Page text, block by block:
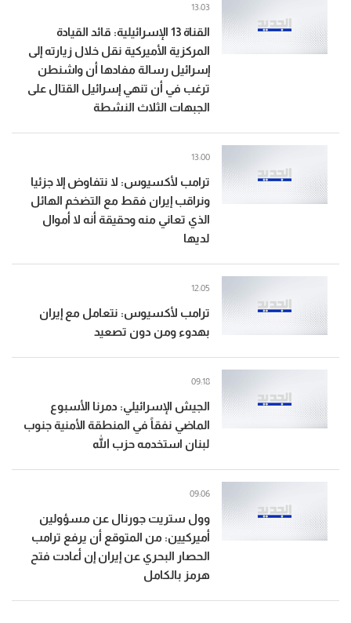
القناة 13 الإسرائيلية: قائد القيادة
المركزية الأميركية نقل خلال زيارته إلى
إسرائيل رسالة مفادها أن واشنطن
ترغب في أن تنهي إسرائيل القتال على
الجبهات الثلاث النشطة
13:03
ترامب لأكسيوس: لا نتفاوض إلا جزئيا
ونراقب إيران فقط مع التضخم الهائل
الذي تعاني منه وحقيقة أنه لا أموال
لديها
13:00
ترامب لأكسيوس: نتعامل مع إيران
بهدوء ومن دون تصعيد
12:05
الجيش الإسرائيلي: دمرنا الأسبوع
الماضي نفقاً في المنطقة الأمنية جنوب
لبنان استخدمه حزب الله
09:18
وول ستريت جورنال عن مسؤولين
أميركيين: من المتوقع أن يرفع ترامب
الحصار البحري عن إيران إن أعادت فتح
هرمز بالكامل
09:06